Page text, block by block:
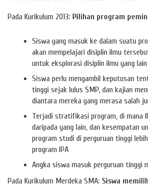
Pada Kurikulum 2013: Pilihan program
Siswa yang masuk ke dalam suatu
akan mempelajari disiplin ilmu
untuk eksplorasi disiplin ilmu yang
Siswa perlu mengambil keputusan
tinggi sejak lulus SMP, dan kajian
diantara mereka yang merasa salah
Terjadi stratifikasi program, di mana
daripada yang lain, dan kesempatan
program studi di perguruan tinggi
program IPA
Angka siswa masuk perguruan tinggi
Pada Kurikulum Merdeka SMA: Siswa